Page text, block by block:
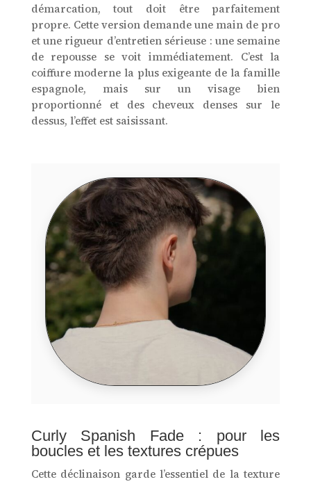
démarcation, tout doit être parfaitement
propre. Cette version demande une main de pro
et une rigueur d’entretien sérieuse : une semaine
de repousse se voit immédiatement. C’est la
coiffure moderne la plus exigeante de la famille
espagnole, mais sur un visage bien
proportionné et des cheveux denses sur le
dessus, l’effet est saisissant.
Curly Spanish Fade : pour les
boucles et les textures crépues
Cette déclinaison garde l’essentiel de la texture